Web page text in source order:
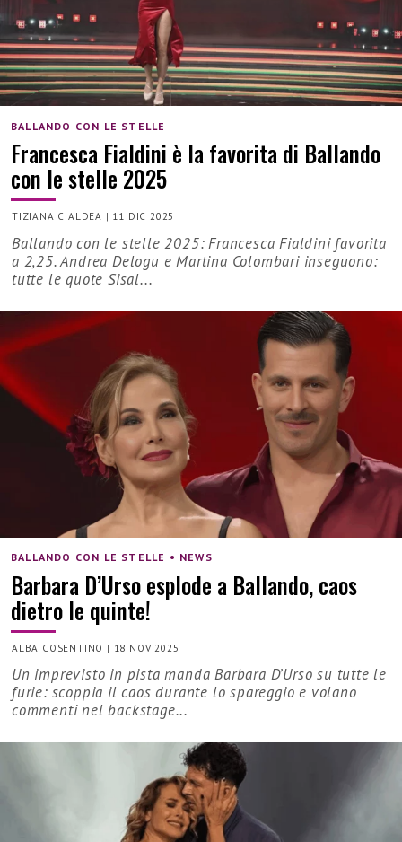
BALLANDO CON LE STELLE
Francesca Fialdini è la favorita di Ballando
con le stelle 2025
TIZIANA CIALDEA | 11 DIC 2025
Ballando con le stelle 2025: Francesca Fialdini favorita
a 2,25. Andrea Delogu e Martina Colombari inseguono:
tutte le quote Sisal...
BALLANDO CON LE STELLE • NEWS
Barbara D’Urso esplode a Ballando, caos
dietro le quinte!
ALBA COSENTINO | 18 NOV 2025
Un imprevisto in pista manda Barbara D’Urso su tutte le
furie: scoppia il caos durante lo spareggio e volano
commenti nel backstage...